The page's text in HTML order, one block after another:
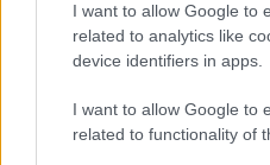
I want to allow Google to
related to analytics like
device identifiers in apps.
I want to allow Google to
related to functionality of